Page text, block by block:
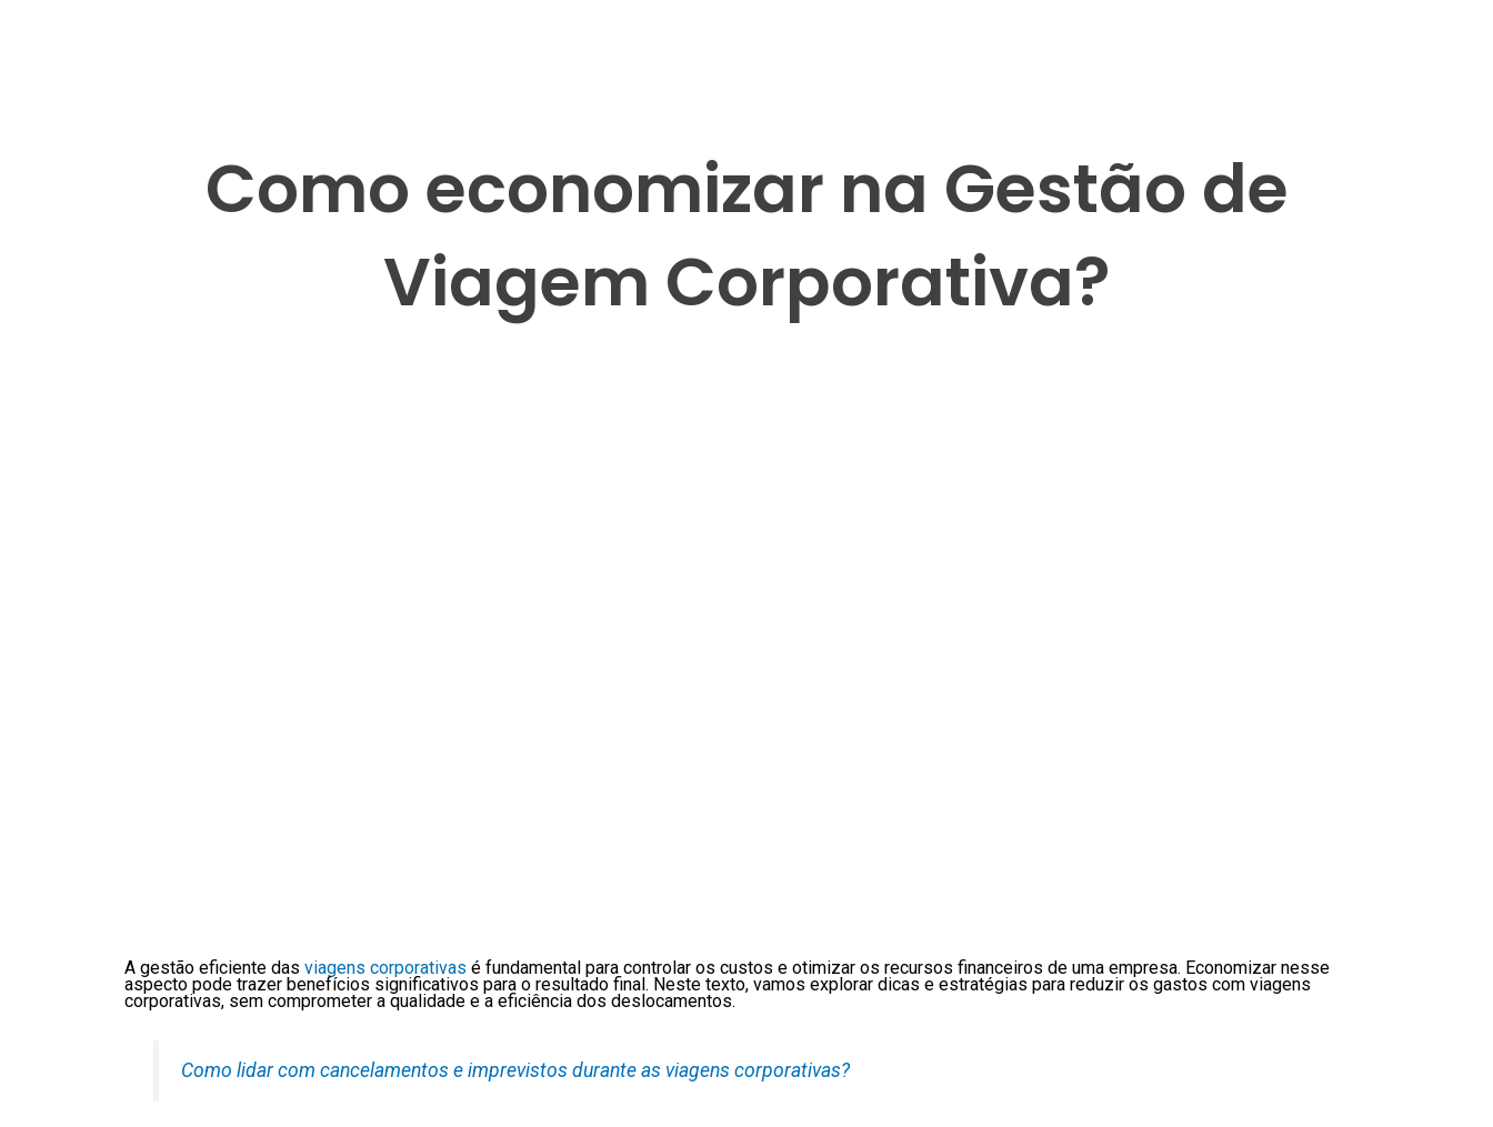
Como economizar na Gestão de
Viagem Corporativa?
A gestão eficiente das viagens corporativas é fundamental para controlar os custos e otimizar os recursos financeiros de uma empresa. Economizar nesse
aspecto pode trazer benefícios significativos para o resultado final. Neste texto, vamos explorar dicas e estratégias para reduzir os gastos com viagens
corporativas, sem comprometer a qualidade e a eficiência dos deslocamentos.
Como lidar com cancelamentos e imprevistos durante as viagens corporativas?